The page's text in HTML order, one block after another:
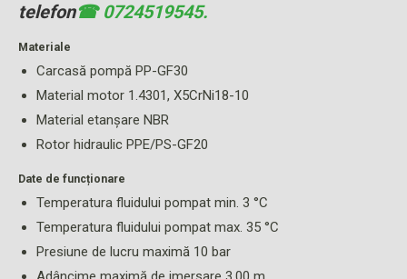
telefon☎ 0724519545.
Materiale
Carcasă pompă PP-GF30
Material motor 1.4301, X5CrNi18-10
Material etanșare NBR
Rotor hidraulic PPE/PS-GF20
Date de funcționare
Temperatura fluidului pompat min. 3 °C
Temperatura fluidului pompat max. 35 °C
Presiune de lucru maximă 10 bar